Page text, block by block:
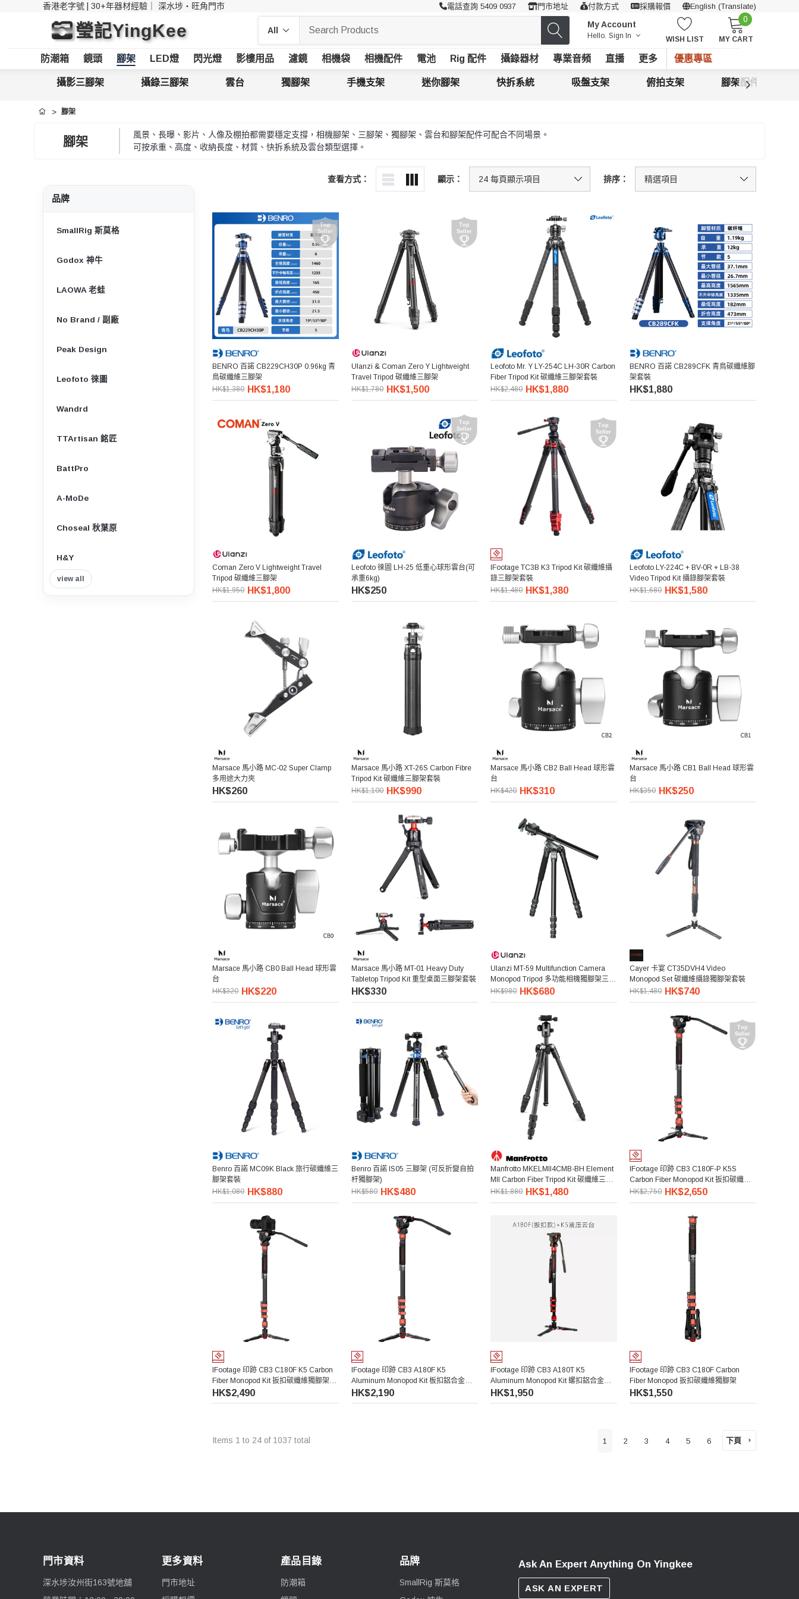
香港老字號 | 30+年器材經驗｜ 深水埗・旺角門市 電話查詢 5409 0937 門市地址 付款方式 採購報價 English (Translate)
瑩記YingKee My Account
Hello. Sign In WISH LIST
0
MY CART
防潮箱 鏡頭 腳架 LED燈 閃光燈 影樓用品 濾鏡 相機袋 相機配件 電池 Rig 配件 攝錄器材 專業音頻 直播 更多 優惠專區
攝影三腳架 攝錄三腳架 雲台 獨腳架 手機支架 迷你腳架 快拆系統 吸盤支架 俯拍支架 腳架配件
首頁 腳架
腳架
風景、長曝、影片、人像及棚拍都需要穩定支撐，相機腳架、三腳架、獨腳架、雲台和腳架配件可配合不同場景。
可按承重、高度、收納長度、材質、快拆系統及雲台類型選擇。
查看方式： 顯示： 排序：
品牌
SmallRig 斯莫格
Godox 神牛
LAOWA 老蛙
No Brand / 副廠
Peak Design
Leofoto 徠圖
Wandrd
TTArtisan 銘匠
BattPro
A-MoDe
Choseal 秋葉原
H&Y
Insta360
view all
BENRO 百諾 CB229CH30P 0.96kg 青
鳥碳纖維三腳架
HK$1,380 HK$1,180
Ulanzi & Coman Zero Y Lightweight
Travel Tripod 碳纖維三腳架
HK$1,780 HK$1,500
Leofoto Mr. Y LY-254C LH-30R Carbon
Fiber Tripod Kit 碳纖維三腳架套裝
HK$2,480 HK$1,880
BENRO 百諾 CB289CFK 青鳥碳纖維腳
架套裝
HK$1,880
Coman Zero V Lightweight Travel
Tripod 碳纖維三腳架
HK$1,950 HK$1,800
Leofoto 徠圖 LH-25 低重心球形雲台(可
承重6kg)
HK$250
IFootage TC3B K3 Tripod Kit 碳纖維攝
錄三腳架套裝
HK$1,480 HK$1,380
Leofoto LY-224C + BV-0R + LB-38
Video Tripod Kit 攝錄腳架套裝
HK$1,680 HK$1,580
Marsace 馬小路 MC-02 Super Clamp
多用途大力夾
HK$260
Marsace 馬小路 XT-26S Carbon Fibre
Tripod Kit 碳纖維三腳架套裝
HK$1,100 HK$990
Marsace 馬小路 CB2 Ball Head 球形雲
台
HK$420 HK$310
Marsace 馬小路 CB1 Ball Head 球形雲
台
HK$350 HK$250
Marsace 馬小路 CB0 Ball Head 球形雲
台
HK$320 HK$220
Marsace 馬小路 MT-01 Heavy Duty
Tabletop Tripod Kit 重型桌面三腳架套裝
HK$330
Ulanzi MT-59 Multifunction Camera
Monopod Tripod 多功能相機獨腳架三腳
架
HK$980 HK$680
Cayer 卡宴 CT35DVH4 Video
Monopod Set 碳纖維攝錄獨腳架套裝
HK$1,480 HK$740
Benro 百諾 MC09K Black 旅行碳纖維三
腳架套裝
HK$1,080 HK$880
Benro 百諾 IS05 三腳架 (可反折變自拍
杆獨腳架)
HK$580 HK$480
Manfrotto MKELMII4CMB-BH Element
MII Carbon Fiber Tripod Kit 碳纖維三腳
架
HK$1,880 HK$1,480
IFootage 印跡 CB3 C180F-P K5S
Carbon Fiber Monopod Kit 扳扣碳纖維
獨腳架套裝
HK$2,750 HK$2,650
IFootage 印跡 CB3 C180F K5 Carbon
Fiber Monopod Kit 扳扣碳纖維獨腳架套
裝
HK$2,490
IFootage 印跡 CB3 A180F K5
Aluminum Monopod Kit 板扣鋁合金獨
腳架套裝
HK$2,190
IFootage 印跡 CB3 A180T K5
Aluminum Monopod Kit 螺扣鋁合金獨
腳架套裝
HK$1,950
IFootage 印跡 CB3 C180F Carbon
Fiber Monopod 扳扣碳纖維獨腳架
HK$1,550
Items 1 to 24 of 1037 total 1 2 3 4 5 6 下頁
門市資料
深水埗汝州街163號地舖
更多資料
門市地址
產品目錄
防潮箱
品牌
SmallRig 斯莫格
Ask An Expert Anything On Yingkee
ASK AN EXPERT